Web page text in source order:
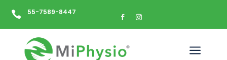
 55-7589-8447
a